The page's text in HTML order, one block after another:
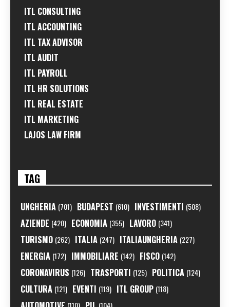
ITL CONSULTING
ITL ACCOUNTING
ITL TAX ADVISOR
ITL AUDIT
ITL PAYROLL
ITL HR SOLUTIONS
ITL REAL ESTATE
ITL MARKETING
LAJOS LAW FIRM
TAG
UNGHERIA (701) BUDAPEST (610) INVESTIMENTI (508)
AZIENDE (420) ECONOMIA (355) LAVORO (341)
TURISMO (262) ITALIA (247) ITALIAUNGHERIA (227)
ENERGIA (172) IMMOBILIARE (142) FISCO (142)
CORONAVIRUS (126) TRASPORTI (125) POLITICA (124)
CULTURA (121) EVENTI (119) ITL GROUP (118)